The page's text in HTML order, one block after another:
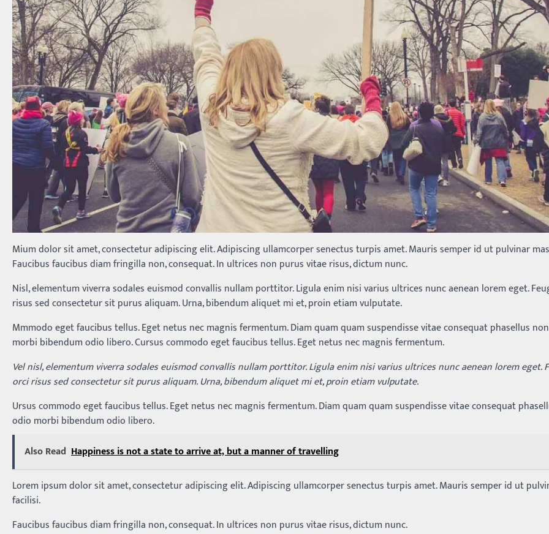
Mium dolor sit amet, consectetur adipiscing elit. Adipiscing ullamcorper senectus turpis amet. Mauris semper id ut pulvinar
Faucibus faucibus diam fringilla non, consequat. In ultrices non purus vitae risus, dictum nunc.
Nisl, elementum viverra sodales euismod convallis nullam porttitor. Ligula enim nisi varius ultrices nunc aenean lorem eget.
risus sed consectetur sit purus aliquam. Urna, bibendum aliquet mi et, proin etiam vulputate.
Mmmodo eget faucibus tellus. Eget netus nec magnis fermentum. Diam quam quam suspendisse vitae consequat phasellus
morbi bibendum odio libero. Cursus commodo eget faucibus tellus. Eget netus nec magnis fermentum.
Vel nisl, elementum viverra sodales euismod convallis nullam porttitor. Ligula enim nisi varius ultrices nunc aenean lorem eget.
orci risus sed consectetur sit purus aliquam. Urna, bibendum aliquet mi et, proin etiam vulputate.
Ursus commodo eget faucibus tellus. Eget netus nec magnis fermentum. Diam quam quam suspendisse vitae consequat
odio morbi bibendum odio libero.
Also Read Happiness is not a state to arrive at, but a manner of travelling
Lorem ipsum dolor sit amet, consectetur adipiscing elit. Adipiscing ullamcorper senectus turpis amet. Mauris semper id ut
facilisi.
Faucibus faucibus diam fringilla non, consequat. In ultrices non purus vitae risus, dictum nunc.